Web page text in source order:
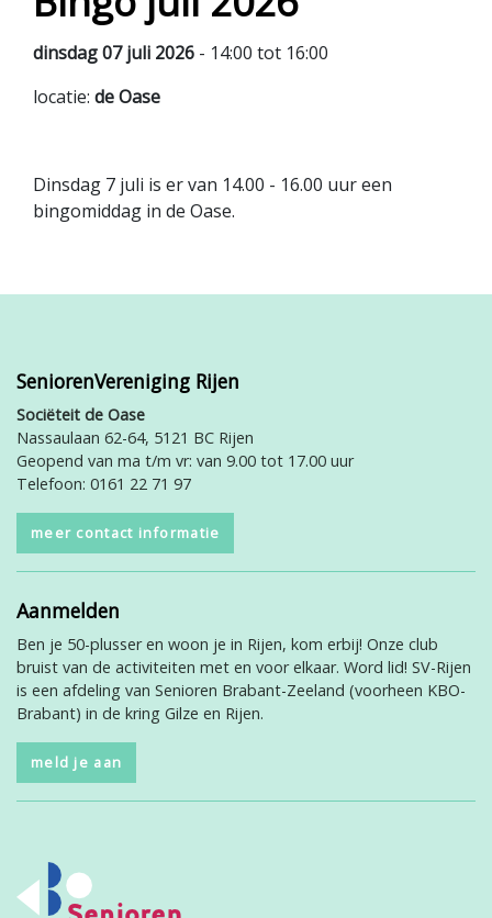
dinsdag 07 juli 2026 - 14:00 tot 16:00
locatie: de Oase
Dinsdag 7 juli is er van 14.00 - 16.00 uur een
bingomiddag in de Oase.
SeniorenVereniging Rijen
Sociëteit de Oase
Nassaulaan 62-64, 5121 BC Rijen
Geopend van ma t/m vr: van 9.00 tot 17.00 uur
Telefoon: 0161 22 71 97
meer contact informatie
Aanmelden
Ben je 50-plusser en woon je in Rijen, kom erbij! Onze club
bruist van de activiteiten met en voor elkaar. Word lid! SV-Rijen
is een afdeling van Senioren Brabant-Zeeland (voorheen KBO-
Brabant) in de kring Gilze en Rijen.
meld je aan